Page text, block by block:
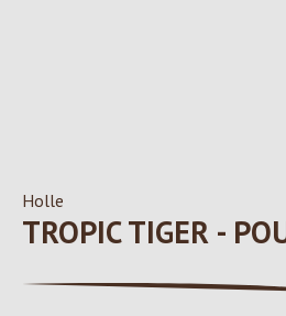
Holle
TROPIC TIGER -